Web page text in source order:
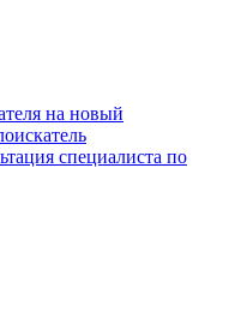
на новый
специалиста по